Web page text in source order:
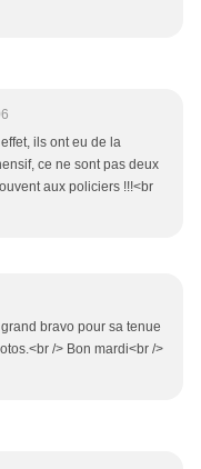
ils ont eu de la
ce ne sont pas deux
aux policiers !!!<br
bravo pour sa tenue
/> Bon mardi<br />